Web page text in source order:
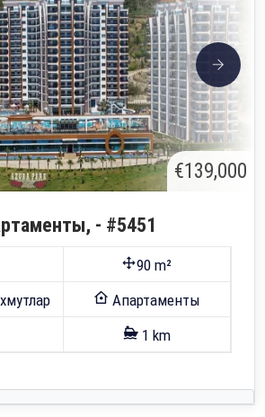
€139,000
- #5451
90 m²
Апартаменты
1 km